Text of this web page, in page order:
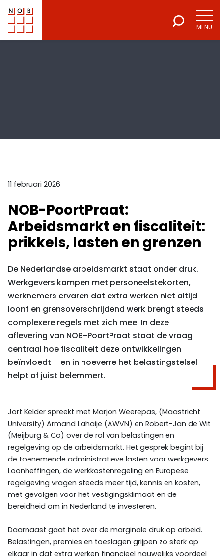
NOB
Voor een excellente beroepsuitoefening
MENU
11 februari 2026
NOB-PoortPraat:
Arbeidsmarkt en fiscaliteit:
prikkels, lasten en grenzen
De Nederlandse arbeidsmarkt staat onder druk.
Werkgevers kampen met personeelstekorten,
werknemers ervaren dat extra werken niet altijd
loont en grensoverschrijdend werk brengt steeds
complexere regels met zich mee. In deze
aflevering van NOB-PoortPraat staat de vraag
centraal hoe fiscaliteit deze ontwikkelingen
beïnvloedt – en in hoeverre het belastingstelsel
helpt of juist belemmert.
Jort Kelder spreekt met Marjon Weerepas, (Maastricht
University) Armand Lahaije (AWVN) en Robert-Jan de Wit
(Meijburg & Co) over de rol van belastingen en
regelgeving op de arbeidsmarkt. Het gesprek begint bij
de toenemende administratieve lasten voor werkgevers.
Loonheffingen, de werkkostenregeling en Europese
regelgeving vragen steeds meer tijd, kennis en kosten,
met gevolgen voor het vestigingsklimaat en de
bereidheid om in Nederland te investeren.
Daarnaast gaat het over de marginale druk op arbeid.
Belastingen, premies en toeslagen grijpen zo sterk op
elkaar in dat extra werken financieel nauwelijks voordeel